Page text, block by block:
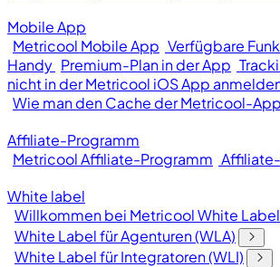
Mobile App
Metricool Mobile App Verfügbare
Handy Premium-Plan in der App
nicht in der Metricool iOS App
Wie man den Cache der Metricool-
Affiliate-Programm
Metricool Affiliate-Programm
White label
Willkommen bei Metricool White Label
White Label für Agenturen (WLA)
White Label für Integratoren (WLI)